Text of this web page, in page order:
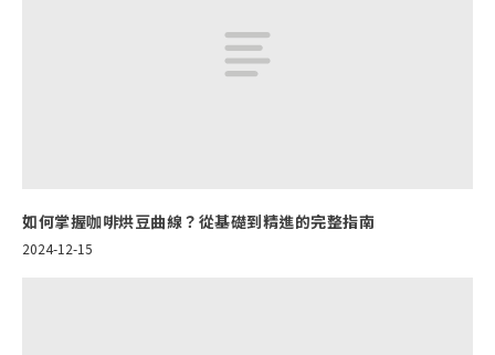
如何掌握咖啡烘豆曲線？從基礎到精進的完整指南
2024-12-15